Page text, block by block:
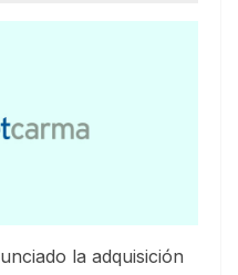
la adquisición